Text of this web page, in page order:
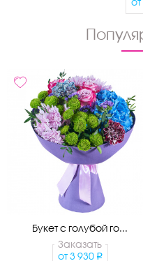
Букет с голубой го...
Заказать
от 3 930